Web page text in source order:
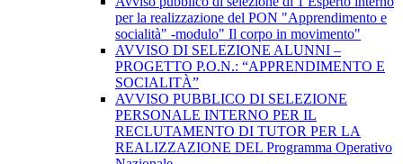
per la realizzazione del PON "Apprendimento e
socialità" -modulo" Il corpo in movimento"
AVVISO DI SELEZIONE ALUNNI –
PROGETTO P.O.N.: “APPRENDIMENTO E
SOCIALITÀ”
AVVISO PUBBLICO DI SELEZIONE
PERSONALE INTERNO PER IL
RECLUTAMENTO DI TUTOR PER LA
REALIZZAZIONE DEL Programma Operativo